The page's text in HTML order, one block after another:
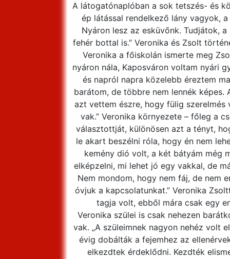
A látogatónaplóban a sok tetszés- és
ép látással rendelkező lány vagyok,
Nyáron lesz az esküvőnk. Tudjátok,
fehér bottal is.” Veronika és Zsolt
Veronika a főiskolán ismerte meg
nyáron nála, Kaposváron voltam nyári
és napról napra közelebb éreztem
barátom, de többre nem lennék
azt vettem észre, hogy fülig
vak.” Veronika környezete – főleg a
választottját, különösen azt a tényt,
le akart beszélni róla, hogy én nem
kemény dió volt, a két bátyám még
elképzelni, mi lehet jó egy vakkal, de
Nem mondom, hogy nem fáj, de nem
óvjuk a kapcsolatunkat.” Veronika
tagja volt, ebből mára csak egy
Veronika szülei is csak nehezen
vak. „A szüleimnek nagyon nehéz volt
évig dobálták a fejemhez az
elkezdtek érdeklődni. Kezdték